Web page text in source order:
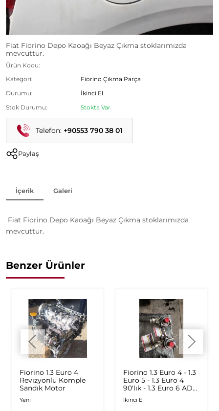
Fiat Fiorino Depo Kaoağı Beyaz Çıkma stoklarımızda
mevcuttur.
Ürün Kodu:
Kategori:
Fiorino Çıkma Parça
Durumu:
İkinci El
Stok Durumu:
Stokta Var
Telefon: +90553 790 38 01
Paylaş
İçerik Galeri
Fiat Fiorino Depo Kaoağı Beyaz Çıkma stoklarımızda
mevcuttur.
Benzer Ürünler
Fiorino 1.3 Euro 4
Revizyonlu Komple
Sandık Motor
Yeni
Fiorino 1.3 Euro 4 - 1.3
Euro 5 - 1.3 Euro 4
90'lık - 1.3 Euro 6 AD
Plus 1.6 Multijet - 1.9
JTD Orijinal Turbo
İkinci El